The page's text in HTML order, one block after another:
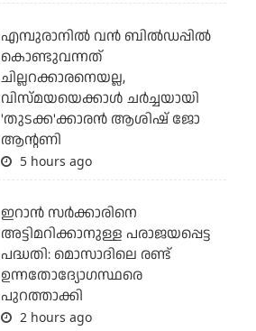
എമ്പുരാനില്‍ വന്‍ ബില്‍ഡപ്പില്‍
കൊണ്ടുവന്നത്
ചില്ലറക്കാരനെയല്ല,
വിസ്മയയെക്കാള്‍ ചര്‍ച്ചയായി
'തുടക്ക'ക്കാരന്‍ ആശിഷ് ജോ
ആന്റണി
5 hours ago
ഇറാന്‍ സര്‍ക്കാരിനെ
അട്ടിമറിക്കാനുള്ള പരാജയപ്പെട്ട
പദ്ധതി: മൊസാദിലെ രണ്ട്
ഉന്നതോദ്യോഗസ്ഥരെ
പുറത്താക്കി
2 hours ago